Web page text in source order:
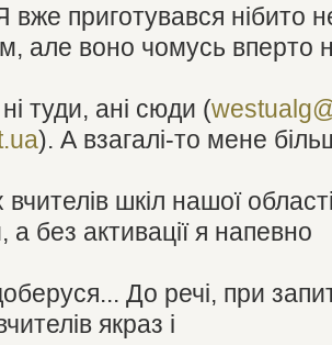
вже приготувався нібито
але воно чомусь вперто
туди, ані сюди (
). А взагалі-то мене
шкіл нашої
без активації я напевно
До речі, при
якраз і